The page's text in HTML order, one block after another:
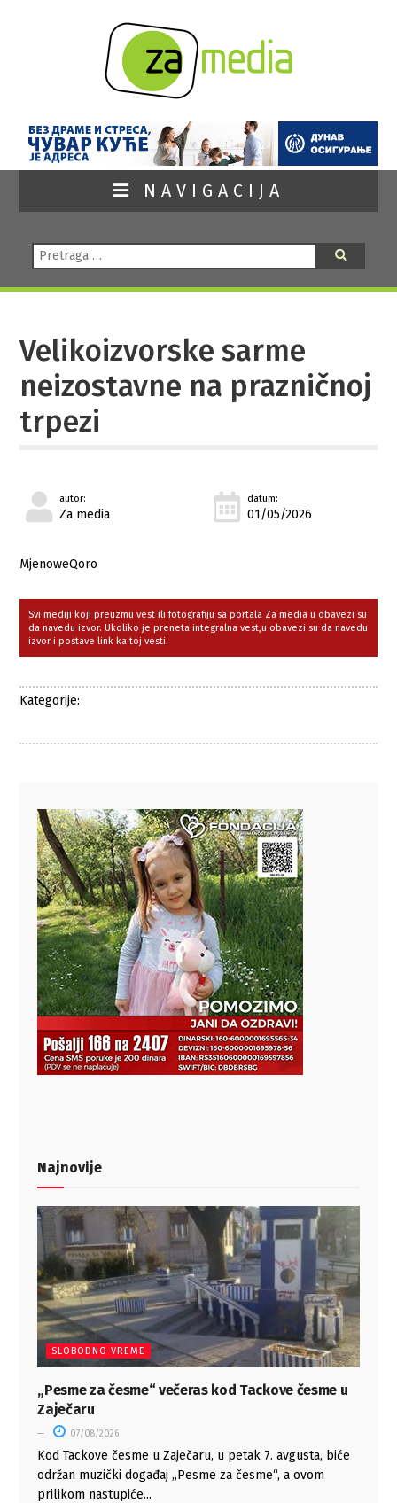
NAVIGACIJA
Pretraga:
Velikoizvorske sarme
neizostavne na prazničnoj
trpezi
autor:
Za media
datum:
01/05/2026
MjenoweQoro
Svi mediji koji preuzmu vest ili fotografiju sa portala Za media u obavezi su
da navedu izvor. Ukoliko je preneta integralna vest,u obavezi su da navedu
izvor i postave link ka toj vesti.
Kategorije:
Najnovije
SLOBODNO VREME
„Pesme za česme“ večeras kod Tackove česme u
Zaječaru
07/08/2026
Kod Tackove česme u Zaječaru, u petak 7. avgusta, biće
održan muzički događaj „Pesme za česme“, a ovom
prilikom nastupiće...